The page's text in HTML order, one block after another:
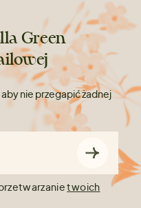
Green
nie przegapić żadnej
twoich